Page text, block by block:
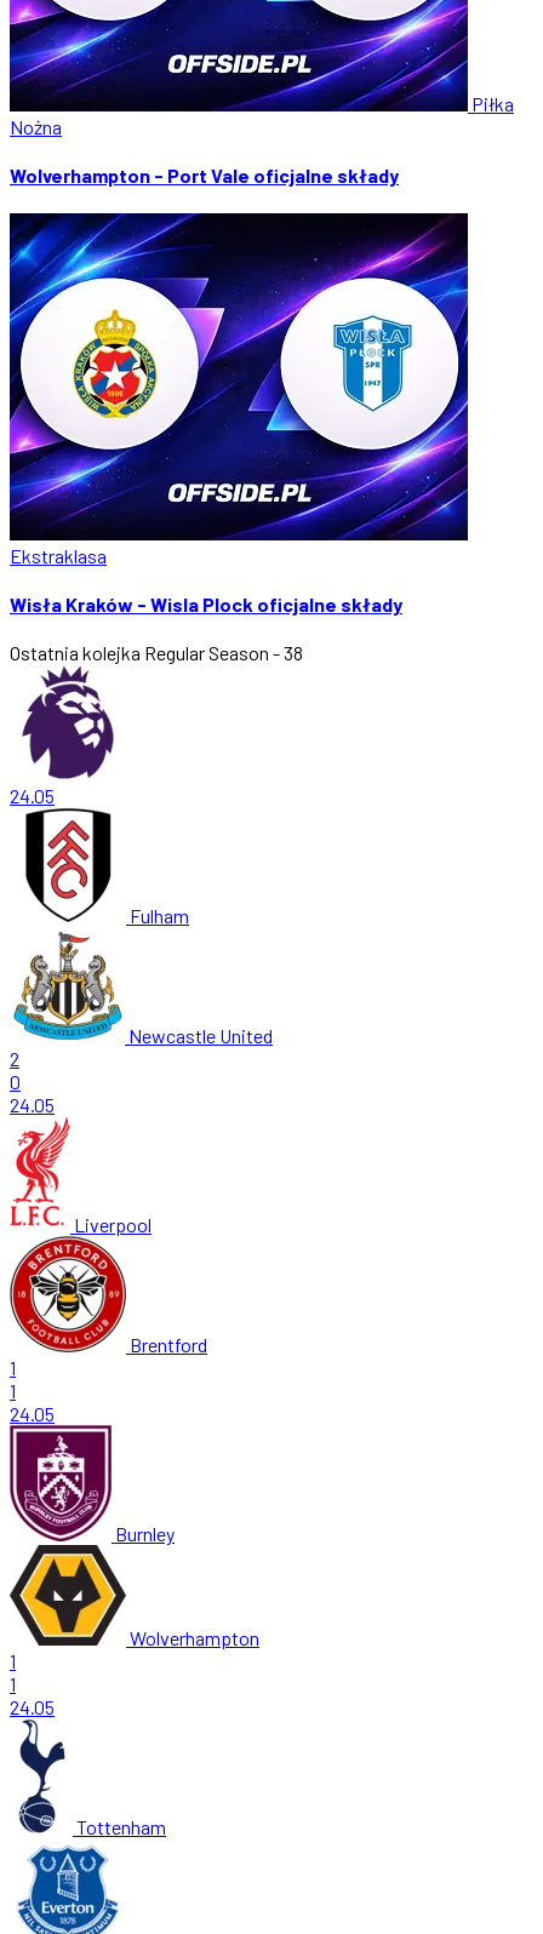
Piłka
Nożna
Wolverhampton - Port Vale oficjalne składy
Ekstraklasa
Wisła Kraków - Wisla Plock oficjalne składy
Ostatnia kolejka Regular Season - 38
24.05
Fulham
Newcastle United
2
0
24.05
Liverpool
Brentford
1
1
24.05
Burnley
Wolverhampton
1
1
24.05
Tottenham